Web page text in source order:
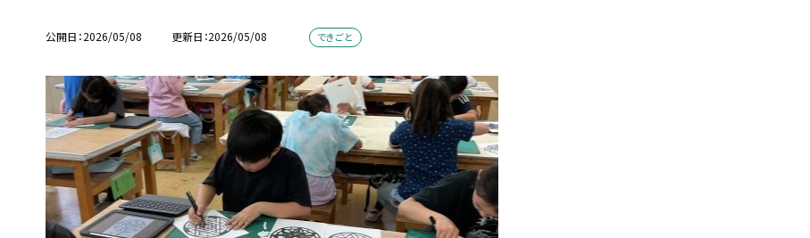
公開日 2026/05/08 更新日 2026/05/08 できごと